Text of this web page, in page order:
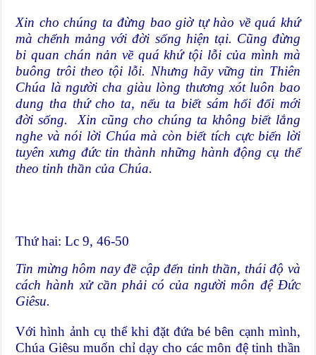
Xin cho chúng ta đừng bao giờ tự hào về quá khứ
mà chểnh mảng với đời sống hiện tại. Cũng đừng
bi quan chán nản về quá khứ tội lỗi của mình mà
buông trôi theo tội lỗi. Nhưng hãy vững tin Thiên
Chúa là người cha giàu lòng thương xót luôn bao
dung tha thứ cho ta, nếu ta biết sám hối đổi mới
đời sống.
Xin cũng cho chúng ta không biết lắng
nghe và nói lời Chúa mà còn biết tích cực biến lời
tuyên xưng đức tin thành những hành động cụ thể
theo tinh thần của Chúa.
Thứ hai: Lc 9, 46-50
Tin mừng hôm nay đề cập đến tinh thần, thái độ và
cách hành xử cần phải có của người môn đệ Đức
Giêsu.
Với hình ảnh cụ thể khi đặt đứa bé bên cạnh mình,
Chúa Giêsu muốn chỉ dạy cho các môn đệ tinh thần